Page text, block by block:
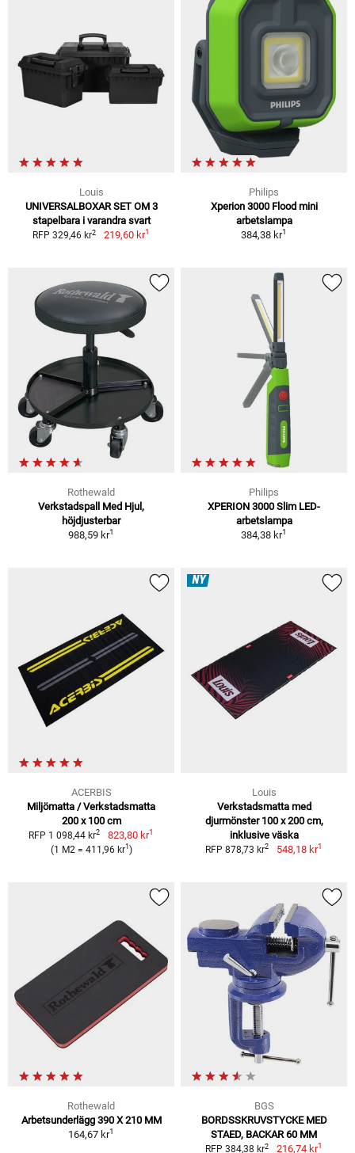
Louis
UNIVERSALBOXAR SET OM 3
stapelbara i varandra svart
RFP 329,46 kr2 219,60 kr1
Philips
Xperion 3000 Flood mini
arbetslampa
384,38 kr1
Rothewald
Verkstadspall Med Hjul,
höjdjusterbar
988,59 kr1
Philips
XPERION 3000 Slim LED-
arbetslampa
384,38 kr1
ACERBIS
Miljömatta / Verkstadsmatta
200 x 100 cm
RFP 1 098,44 kr2 823,80 kr1
(1 M2 = 411,96 kr1 )
NY
Louis
Verkstadsmatta med
djurmönster 100 x 200 cm,
inklusive väska
RFP 878,73 kr2 548,18 kr1
Rothewald
Arbetsunderlägg 390 X 210 MM
164,67 kr1
BGS
BORDSSKRUVSTYCKE MED
STAED, BACKAR 60 MM
RFP 384,38 kr2 216,74 kr1